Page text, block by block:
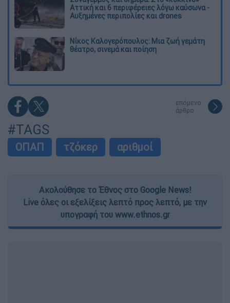
Αττική και 6 περιφέρειες λόγω καύσωνα -
Αυξημένες περιπολίες και drones
Νίκος Καλογερόπουλος: Μια ζωή γεμάτη
θέατρο, σινεμά και ποίηση
επόμενο
άρθρο
#TAGS
ΟΠΑΠ τζόκερ αριθμοί
Ακολούθησε το Έθνος στο Google News!
Live όλες οι εξελίξεις λεπτό προς λεπτό, με την
υπογραφή του www.ethnos.gr